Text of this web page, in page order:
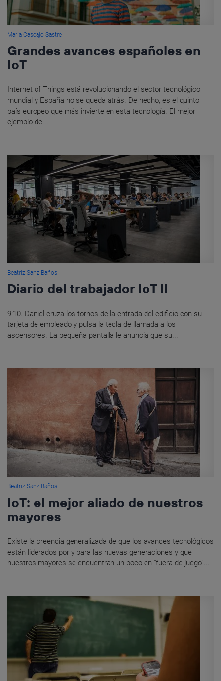
María Cascajo Sastre
Grandes avances españoles en
IoT
Internet of Things está revolucionando el sector tecnológico
mundial y España no se queda atrás. De hecho, es el quinto
país europeo que más invierte en esta tecnología. El mejor
ejemplo de...
Beatriz Sanz Baños
Diario del trabajador IoT II
9:10. Daniel cruza los tornos de la entrada del edificio con su
tarjeta de empleado y pulsa la tecla de llamada a los
ascensores. La pequeña pantalla le anuncia que su...
Beatriz Sanz Baños
IoT: el mejor aliado de nuestros
mayores
Existe la creencia generalizada de que los avances tecnológicos
están liderados por y para las nuevas generaciones y que
nuestros mayores se encuentran un poco en “fuera de juego”...